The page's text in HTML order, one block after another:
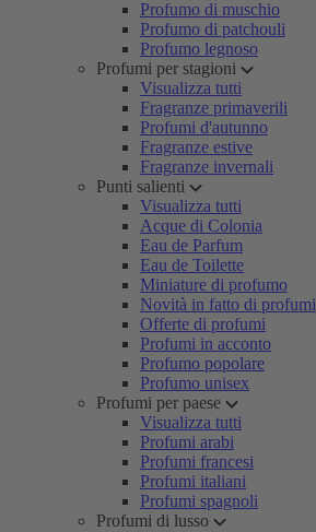
Profumo di muschio
Profumo di patchouli
Profumo legnoso
Profumi per stagioni
Visualizza tutti
Fragranze primaverili
Profumi d'autunno
Fragranze estive
Fragranze invernali
Punti salienti
Visualizza tutti
Acque di Colonia
Eau de Parfum
Eau de Toilette
Miniature di profumo
Novità in fatto di profumi
Offerte di profumi
Profumi in acconto
Profumo popolare
Profumo unisex
Profumi per paese
Visualizza tutti
Profumi arabi
Profumi francesi
Profumi italiani
Profumi spagnoli
Profumi di lusso